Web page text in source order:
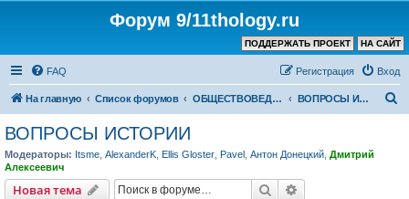
Форум 9/11thology.ru
НА САЙТ
ПОДДЕРЖАТЬ ПРОЕКТ
FAQ Вход
Регистрация
На главную Список форумов ОБЩЕСТВОВЕДЕНИЕ и РЕЛИГИЯ ВОПРОСЫ ИСТОРИИ
ВОПРОСЫ ИСТОРИИ
Модераторы: Itsme AlexanderK Ellis Gloster Pavel Антон Донецкий Дмитрий
Алексеевич
Новая тема Поиск